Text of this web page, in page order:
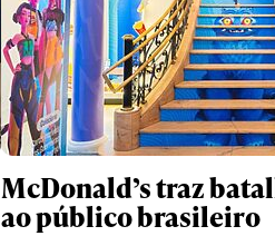
McDonald’s traz
ao público brasileiro